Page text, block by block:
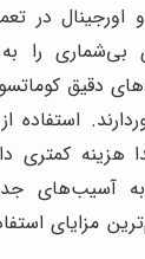
در
بی‌شماری را
دقیق
استفاده
هزینه کمتری
به آسیب‌های
مزایای